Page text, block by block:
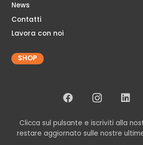
News
Contatti
Lavora con noi
SHOP
Clicca sul pulsante e iscriviti alla
restare aggiornato sulle nostre